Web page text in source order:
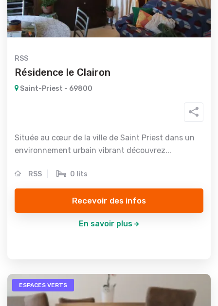
RSS
Résidence le Clairon
Saint-Priest - 69800
Située au cœur de la ville de Saint Priest dans un
environnement urbain vibrant découvrez...
RSS 0 lits
Recevoir des infos
En savoir plus
ESPACES VERTS